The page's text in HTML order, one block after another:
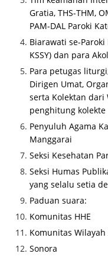
Gratia, THS-THM,
PAM-DAL Paroki
Biarawati se-Paroki
KSSY) dan para
Para petugas
Dirigen Umat,
serta Kolektan dari
penghitung
Penyuluh Agama
Manggarai
Seksi Kesehatan
Seksi Humas
yang selalu setia
Paduan suara:
Komunitas HHE
Komunitas Wilayah
Sonora